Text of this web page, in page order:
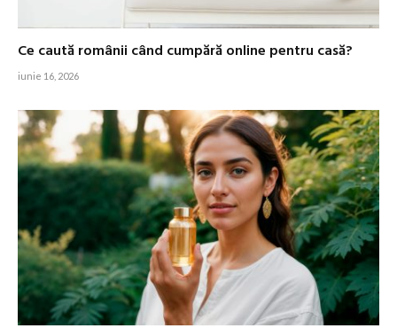
Ce caută românii când cumpără online pentru casă?
iunie 16, 2026